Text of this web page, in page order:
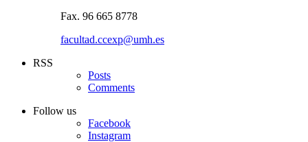
Fax. 96 665 8778
facultad.ccexp@umh.es
RSS
Posts
Comments
Follow us
Facebook
Instagram